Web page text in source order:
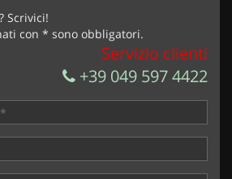
la tua richiesta
Scrivici!
con * sono obbligatori.
Servizio clienti
+39 049 597 4422